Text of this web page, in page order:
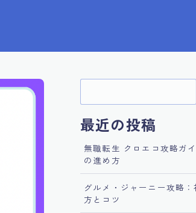
最近の投稿
無職転生 クロエコ攻略ガ
の進め方
グルメ・ジャーニー攻略
方とコツ